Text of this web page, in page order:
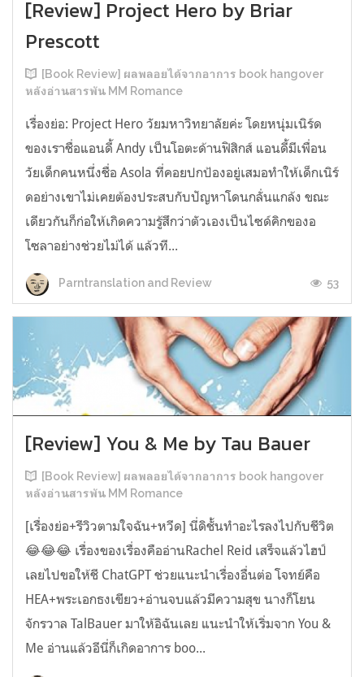
[Review] Project Hero by Briar
Prescott
[Book Review] ผลพลอยได้จากอาการ book hangover
หลังอ่านสารพัน MM Romance
เรื่องย่อ: Project Hero วัยมหาวิทยาลัยค่ะ โดยหนุ่มเนิร์ด
ของเราชื่อแอนดี้ Andy เป็นโอตะด้านฟิสิกส์ แอนดี้มีเพื่อน
วัยเด็กคนหนึ่งชื่อ Asola ที่คอยปกป้องอยู่เสมอทำให้เด็กเนิร์
ดอย่างเขาไม่เคยต้องประสบกับปัญหาโดนกลั่นแกล้ง ขณะ
เดียวกันก็ก่อให้เกิดความรู้สึกว่าตัวเองเป็นไซด์คิกของอ
โซลาอย่างช่วยไม่ได้ แล้วที...
Parntranslation and Review 53
[Review] You & Me by Tau Bauer
[Book Review] ผลพลอยได้จากอาการ book hangover
หลังอ่านสารพัน MM Romance
[เรื่องย่อ+รีวิวตามใจฉัน+หวีด] นี่ดิชั้นทำอะไรลงไปกับชีวิต
😂😂😂 เรื่องของเรื่องคืออ่านRachel Reid เสร็จแล้วไฮป์
เลยไปขอให้ชี ChatGPT ช่วยแนะนำเรื่องอื่นต่อ โจทย์คือ
HEA+พระเอกธงเขียว+อ่านจบแล้วมีความสุข นางก็โยน
จักรวาล TalBauer มาให้อิฉันเลย แนะนำให้เริ่มจาก You &
Me อ่านแล้วอีนี่ก็เกิดอาการ boo...